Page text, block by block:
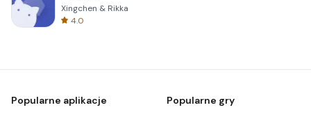
Xingchen & Rikka
4.0
Popularne aplikacje Popularne gry